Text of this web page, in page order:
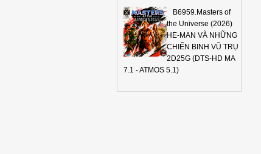
B6959.Masters of
the Universe (2026)
HE-MAN VÀ NHỮNG
CHIẾN BINH VŨ TRỤ
2D25G (DTS-HD MA
7.1 - ATMOS 5.1)